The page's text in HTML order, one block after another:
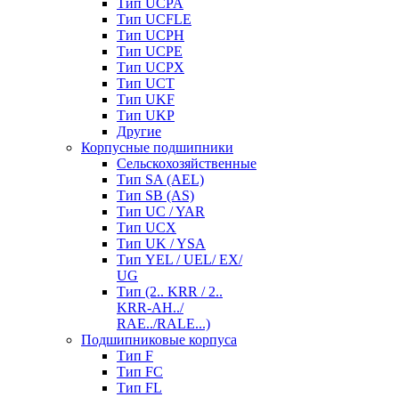
Тип UCPA
Тип UCFLE
Тип UCPH
Тип UCPE
Тип UCPX
Тип UCT
Тип UKF
Тип UKP
Другие
Корпусные подшипники
Сельскохозяйственные
Тип SA (AEL)
Тип SB (AS)
Тип UC / YAR
Тип UCX
Тип UK / YSA
Тип YEL / UEL/ EX/
UG
Тип (2.. KRR / 2..
KRR-AH../
RAE../RALE...)
Подшипниковые корпуса
Тип F
Тип FC
Тип FL